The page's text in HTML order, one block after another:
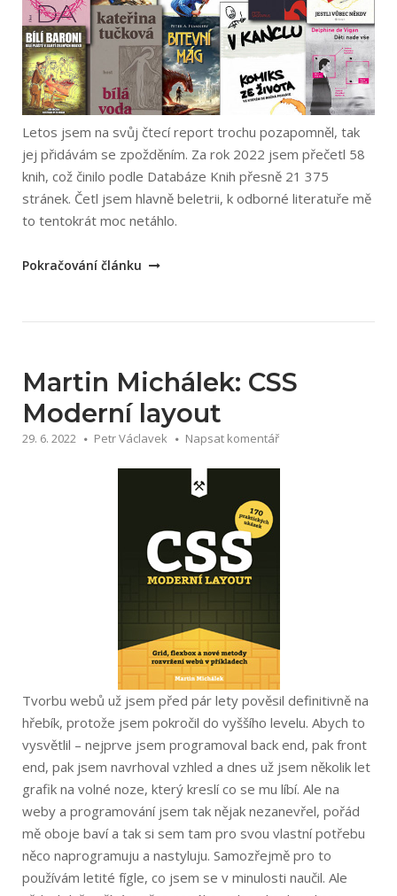
Letos jsem na svůj čtecí report trochu pozapomněl, tak
jej přidávám se zpožděním. Za rok 2022 jsem přečetl 58
knih, což činilo podle Databáze Knih přesně 21 375
stránek. Četl jsem hlavně beletrii, k odborné literatuře mě
to tentokrát moc netáhlo.
„Nejlepší
Pokračování článku
Martin Michálek: CSS
Moderní layout
29. 6. 2022 Petr Václavek Napsat komentář
Tvorbu webů už jsem před pár lety pověsil definitivně na
hřebík, protože jsem pokročil do vyššího levelu. Abych to
vysvětlil – nejprve jsem programoval back end, pak front
end, pak jsem navrhoval vzhled a dnes už jsem několik let
grafik na volné noze, který kreslí co se mu líbí. Ale na
weby a programování jsem tak nějak nezanevřel, pořád
mě oboje baví a tak si sem tam pro svou vlastní potřebu
něco naprogramuju a nastyluju. Samozřejmě pro to
používám letité fígle, co jsem se v minulosti naučil. Ale